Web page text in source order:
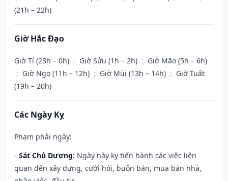
(21h – 22h)
Giờ Hắc Đạo
Giờ Tí (23h – 0h) ; Giờ Sửu (1h – 2h) ; Giờ Mão (5h – 6h)
; Giờ Ngọ (11h – 12h) ; Giờ Mùi (13h – 14h) ; Giờ Tuất
(19h – 20h)
Các Ngày Kỵ
Phạm phải ngày:
- Sát Chủ Dương: Ngày này kỵ tiến hành các việc liên
quan đến xây dựng, cưới hỏi, buôn bán, mua bán nhà,